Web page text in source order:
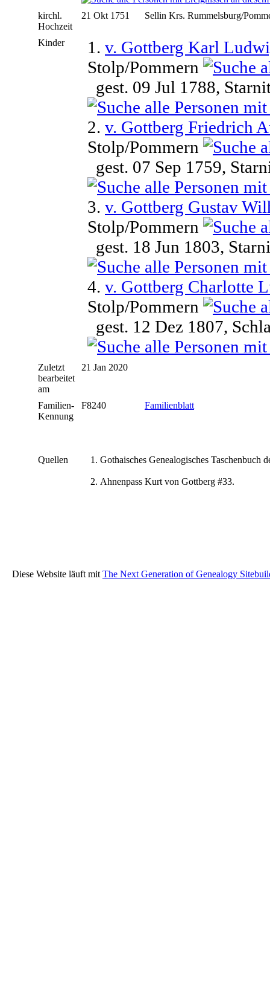
kirchl.
Hochzeit
21 Okt 1751 Sellin Krs. Rummelsburg/
Kinder 1. v. Gottberg Karl
Stolp/Pommern
gest. 09 Jul 1788,
2. v. Gottberg Friedrich
Stolp/Pommern
gest. 07 Sep 1759,
3. v. Gottberg Gustav
Stolp/Pommern
gest. 18 Jun 1803,
4. v. Gottberg Charlotte
Stolp/Pommern
gest. 12 Dez 1807,
Zuletzt
bearbeitet
am
21 Jan 2020
Familien-
Kennung
F8240 Familienblatt
Quellen Gothaisches Genealogisches Taschenbuch
Ahnenpass Kurt von Gottberg #33.
Diese Website läuft mit The Next Generation of Genealogy